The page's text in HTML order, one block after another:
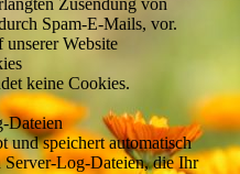
Zusendung von
Spam-E-Mails, vor.
unserer Website
keine Cookies.
Dateien
und speichert automatisch
Log-Dateien, die Ihr